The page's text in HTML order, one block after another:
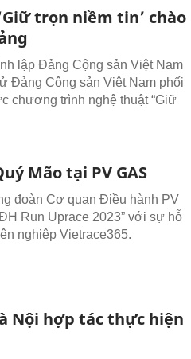
trọn niềm tin’ chào
lập Đảng Cộng sản Việt Nam
Đảng Cộng sản Việt Nam phối
chương trình nghệ thuật “Giữ
Mão tại PV GAS
đoàn Cơ quan Điều hành PV
Run Uprace 2023” với sự hỗ
nghiệp Vietrace365.
Nội hợp tác thực hiện